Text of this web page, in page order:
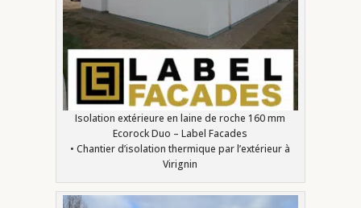
Isolation extérieure en laine de roche 160 mm
Ecorock Duo – Label Facades
• Chantier d’isolation thermique par l’extérieur à
Virignin